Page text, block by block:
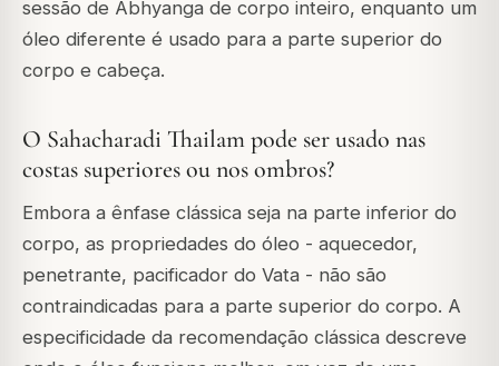
sessão de Abhyanga de corpo inteiro, enquanto um
óleo diferente é usado para a parte superior do
corpo e cabeça.
O Sahacharadi Thailam pode ser usado nas
costas superiores ou nos ombros?
Embora a ênfase clássica seja na parte inferior do
corpo, as propriedades do óleo - aquecedor,
penetrante, pacificador do Vata - não são
contraindicadas para a parte superior do corpo. A
especificidade da recomendação clássica descreve